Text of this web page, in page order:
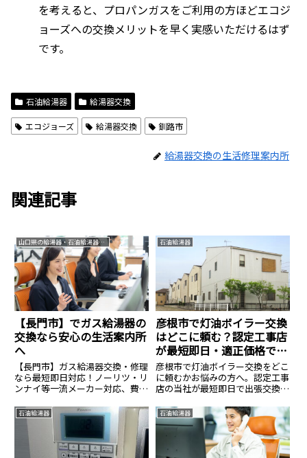
を考えると、プロパンガスをご利用の方ほどエコジ
ョーズへの交換メリットを早く実感いただけるはず
です。
石油給湯器 給湯器交換
エコジョーズ 給湯器交換 釧路市
給湯器交換の生活修理案内所
関連記事
山口県の給湯器・石油給湯器交換なら生活案内所
【長門市】でガス給湯器の
交換なら安心の生活案内所
へ
【長門市】ガス給湯器交換・修理
なら最短即日対応！ノーリツ・リ
ンナイ等一流メーカー対応、費用
間365日受付中。安心の生活案内
所へ。
石油給湯器
彦根市で灯油ボイラー交換
はどこに頼む？認定工事店
が最短即日・適正価格で対
応
彦根市で灯油ボイラー交換をどこ
に頼むかお悩みの方へ。認定工事
店の当社が最短即日で出張交換し
庫多数。寒冷地特有の凍結対策も
万全に、資格保有者が工事費込み
の適正価格で施工。見積もり無
石油給湯器 石油給湯器